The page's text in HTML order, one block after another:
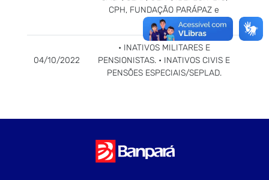
CPH, FUNDAÇÃO PARÁPAZ e
AGETRAN.
04/10/2022
• INATIVOS MILITARES E
PENSIONISTAS. • INATIVOS CIVIS E
PENSÕES ESPECIAIS/SEPLAD.